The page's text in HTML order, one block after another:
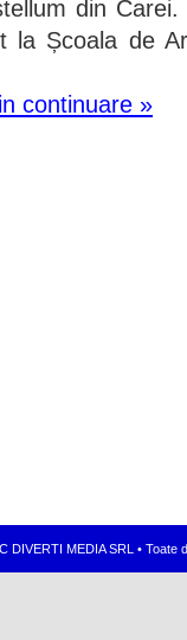
din
la Școala de
continuare »
DIVERTI MEDIA SRL •